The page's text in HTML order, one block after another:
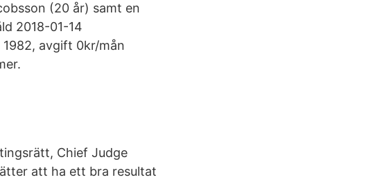
(20 år) samt en
2018-01-14
1982, avgift 0kr/mån
Chief Judge
att ha ett bra resultat